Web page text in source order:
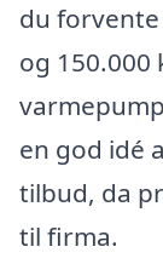
du
og
en god idé
tilbud, da
til firma.